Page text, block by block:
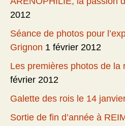
2012
Séance de photos pour
Grignon 1 février 2012
Les premières photos de
février 2012
Galette des rois le 14
Sortie de fin d’année à